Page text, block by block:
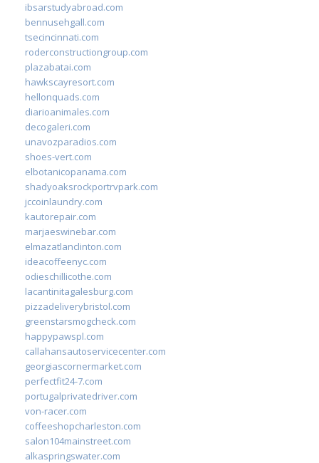
ibsarstudyabroad.com
bennusehgall.com
tsecincinnati.com
roderconstructiongroup.com
plazabatai.com
hawkscayresort.com
hellonquads.com
diarioanimales.com
decogaleri.com
unavozparadios.com
shoes-vert.com
elbotanicopanama.com
shadyoaksrockportrvpark.com
jccoinlaundry.com
kautorepair.com
marjaeswinebar.com
elmazatlanclinton.com
ideacoffeenyc.com
odieschillicothe.com
lacantinitagalesburg.com
pizzadeliverybristol.com
greenstarsmogcheck.com
happypawspl.com
callahansautoservicecenter.com
georgiascornermarket.com
perfectfit24-7.com
portugalprivatedriver.com
von-racer.com
coffeeshopcharleston.com
salon104mainstreet.com
alkaspringswater.com